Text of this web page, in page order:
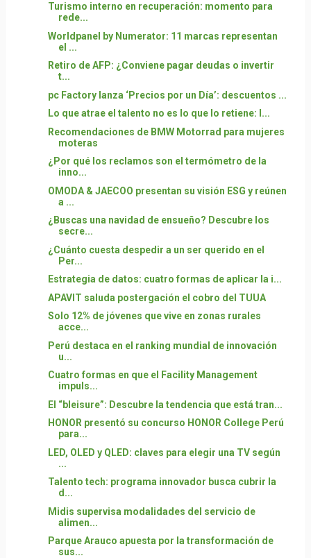
Turismo interno en recuperación: momento para
rede...
Worldpanel by Numerator: 11 marcas representan
el ...
Retiro de AFP: ¿Conviene pagar deudas o invertir
t...
pc Factory lanza ‘Precios por un Día’: descuentos ...
Lo que atrae el talento no es lo que lo retiene: l...
Recomendaciones de BMW Motorrad para mujeres
moteras
¿Por qué los reclamos son el termómetro de la
inno...
OMODA & JAECOO presentan su visión ESG y reúnen
a ...
¿Buscas una navidad de ensueño? Descubre los
secre...
¿Cuánto cuesta despedir a un ser querido en el
Per...
Estrategia de datos: cuatro formas de aplicar la i...
APAVIT saluda postergación el cobro del TUUA
Solo 12% de jóvenes que vive en zonas rurales
acce...
Perú destaca en el ranking mundial de innovación
u...
Cuatro formas en que el Facility Management
impuls...
El “bleisure”: Descubre la tendencia que está tran...
HONOR presentó su concurso HONOR College Perú
para...
LED, OLED y QLED: claves para elegir una TV según
...
Talento tech: programa innovador busca cubrir la
d...
Midis supervisa modalidades del servicio de
alimen...
Parque Arauco apuesta por la transformación de
sus...